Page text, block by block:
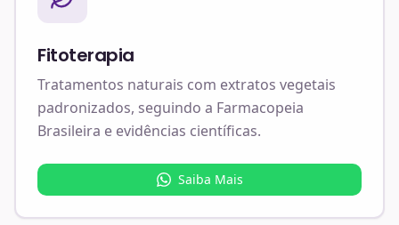
Fitoterapia
Tratamentos naturais com extratos vegetais
padronizados, seguindo a Farmacopeia
Brasileira e evidências científicas.
Saiba Mais